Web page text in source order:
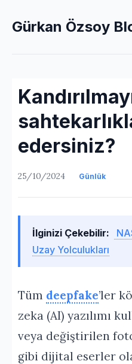
Gürkan Özsoy
edersiniz?
25/10/2024 Günlük
İlginizi Çekebilir:
Uzay Yolculukları
Tüm deepfake’ler
zeka (AI) yazılımı
veya değiştirilen
gibi dijital eserler